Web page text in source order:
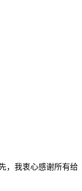
，我衷心感谢所有给